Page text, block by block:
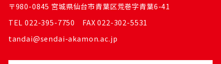
〒980-0845 宮城県仙台市青葉区荒巻字青葉6-41
TEL 022-395-7750 FAX 022-302-5531
tandai@sendai-akamon.ac.jp